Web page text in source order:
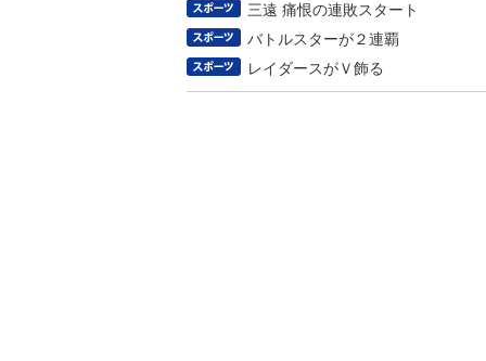
三遠 痛恨の連敗スタート
バトルスターが２連覇
レイダースがＶ飾る